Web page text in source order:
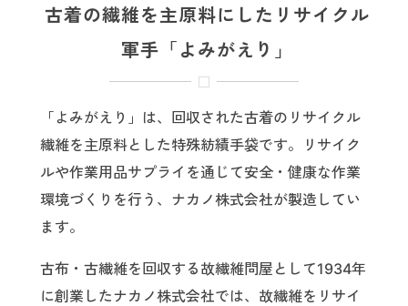
古着の繊維を主原料にしたリサイクル
軍手「よみがえり」
「よみがえり」は、回収された古着のリサイクル
繊維を主原料とした特殊紡績手袋です。リサイク
ルや作業用品サプライを通じて安全・健康な作業
環境づくりを行う、ナカノ株式会社が製造してい
ます。
古布・古繊維を回収する故繊維問屋として1934年
に創業したナカノ株式会社では、故繊維をリサイ